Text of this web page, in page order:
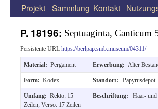
Zum
springen
Projekt Sammlung Kontakt
P. 18196: Septuaginta, Canticum
Persistente URL https://berlpap.smb.museum/04311/
Material: Pergament Erwerbung: Alter
Form: Kodex Standort: Papyrusdepot
Umfang: Rekto: 15
Zeilen; Verso: 17 Zeilen
Beschriftung: Haar-